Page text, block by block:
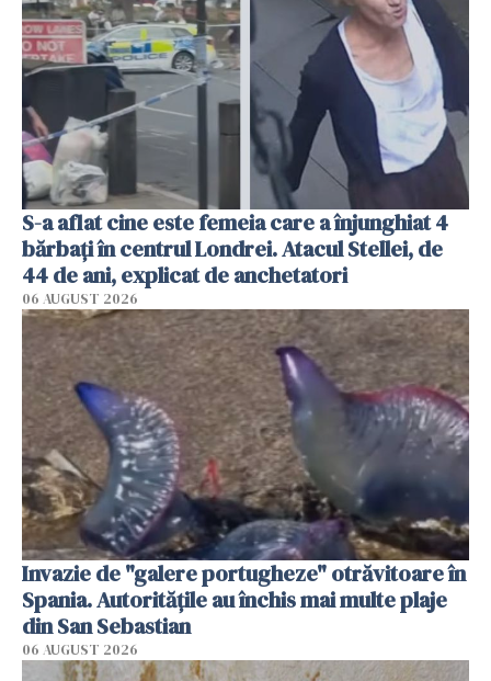
S-a aflat cine este femeia care a înjunghiat 4
bărbați în centrul Londrei. Atacul Stellei, de
44 de ani, explicat de anchetatori
06 AUGUST 2026
Invazie de "galere portugheze" otrăvitoare în
Spania. Autoritățile au închis mai multe plaje
din San Sebastian
06 AUGUST 2026